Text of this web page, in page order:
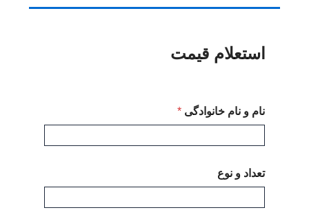
استعلام قیمت
نام و نام خانوادگی *
تعداد و نوع